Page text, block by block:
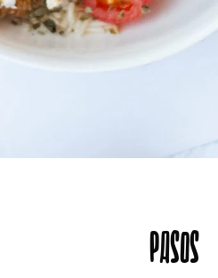
PASOS